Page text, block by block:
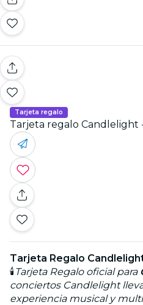
Tarjeta regalo
Tarjeta regalo Candlelight
Tarjeta Regalo
🕯️Tarjeta Regalo oficial para
conciertos Candlelight
experiencia musical y